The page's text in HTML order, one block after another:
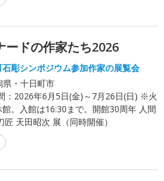
ードの作家たち2026
石彫シンポジウム参加作家の展覧会
県・十日町市
： 2026年6月5日(金)～7月26日(日) ※火
館。入館は16:30まで。開館30周年 人間
匠 天田昭次 展（同時開催）